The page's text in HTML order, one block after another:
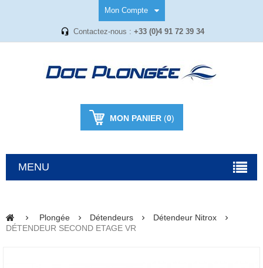
Mon Compte
Contactez-nous : +33 (0)4 91 72 39 34
MON PANIER(0)
MENU
Plongée Détendeurs
Détendeur Nitrox
DÉTENDEUR SECOND ETAGE VR